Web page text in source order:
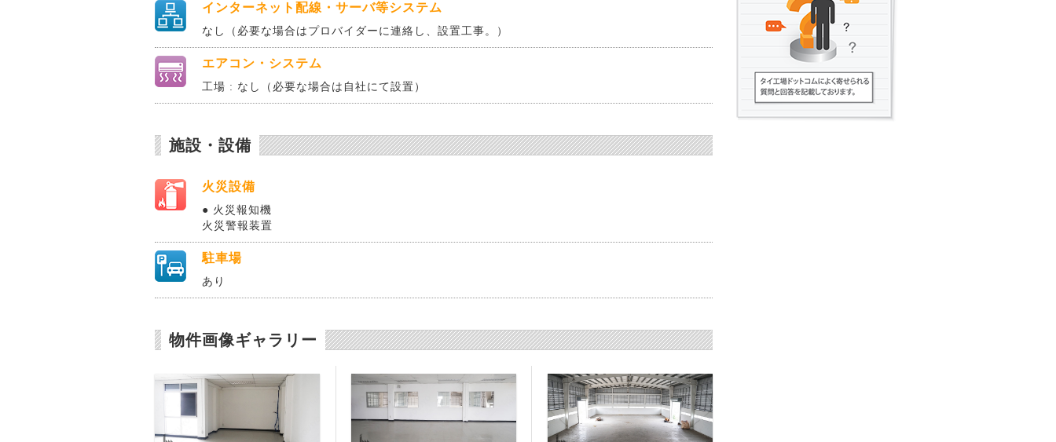
インターネット配線・サーバ等システム
なし（必要な場合はプロバイダーに連絡し、設置工事。）
エアコン・システム
工場 : なし（必要な場合は自社にて設置）
施設・設備
火災設備
● 火災報知機
火災警報装置
駐車場
あり
物件画像ギャラリー